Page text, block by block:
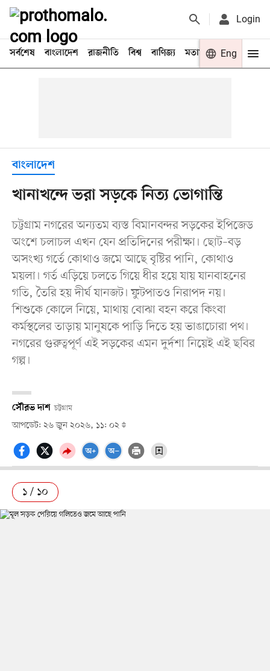
Login
সর্বশেষ বাংলাদেশ রাজনীতি বিশ্ব বাণিজ্য মতামত খেলা
Eng
বাংলাদেশ
খানাখন্দে ভরা সড়কে নিত্য ভোগান্তি
চট্টগ্রাম নগরের অন্যতম ব্যস্ত বিমানবন্দর সড়কের ইপিজেড
অংশে চলাচল এখন যেন প্রতিদিনের পরীক্ষা। ছোট–বড়
অসংখ্য গর্তে কোথাও জমে আছে বৃষ্টির পানি, কোথাও
ময়লা। গর্ত এড়িয়ে চলতে গিয়ে ধীর হয়ে যায় যানবাহনের
গতি, তৈরি হয় দীর্ঘ যানজট। ফুটপাতও নিরাপদ নয়।
শিশুকে কোলে নিয়ে, মাথায় বোঝা বহন করে কিংবা
কর্মস্থলের তাড়ায় মানুষকে পাড়ি দিতে হয় ভাঙাচোরা পথ।
নগরের গুরুত্বপূর্ণ এই সড়কের এমন দুর্দশা নিয়েই এই ছবির
গল্প।
সৌরভ দাশ চট্টগ্রাম
আপডেট: ২৬ জুন ২০২৬, ১১: ০২
১ / ১০